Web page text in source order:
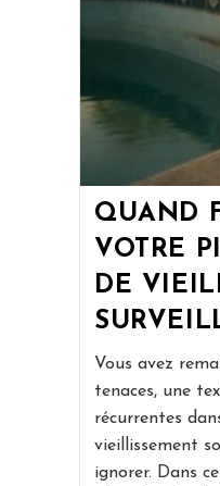
QUAND
VOTRE
DE
Vous avez
tenaces, une
récurrentes
vieillissement
ignorer. Dans